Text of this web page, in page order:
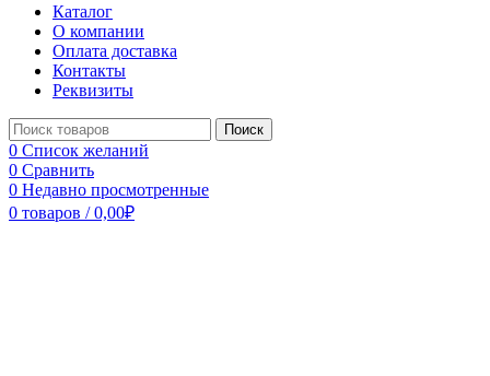
Каталог
О компании
Оплата доставка
Контакты
Реквизиты
Поиск
0 Список желаний
0 Сравнить
0 Недавно просмотренные
0 товаров / 0,00₽